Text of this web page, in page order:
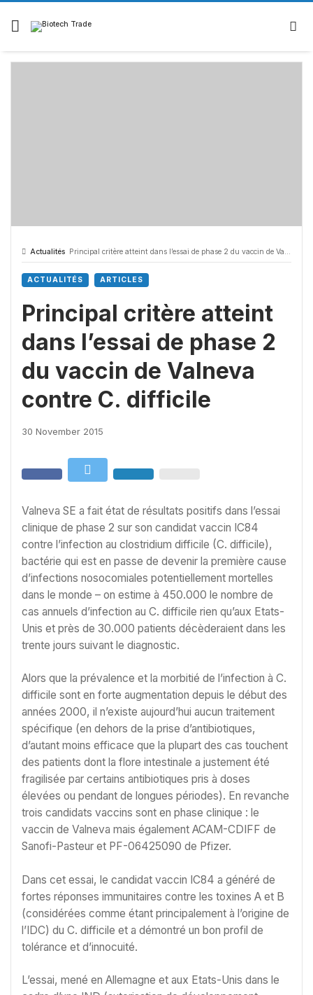
Skip
content
Actualités Principal critère atteint dans l’essai de phase 2 du vaccin de Valneva contre C. difficile
ACTUALITÉS ARTICLES
Principal critère atteint
dans l’essai de phase 2
du vaccin de Valneva
contre C. difficile
30 November 2015
Valneva SE a fait état de résultats positifs dans l’essai
clinique de phase 2 sur son candidat vaccin IC84
contre l’infection au clostridium difficile (C. difficile),
bactérie qui est en passe de devenir la première cause
d’infections nosocomiales potentiellement mortelles
dans le monde – on estime à 450.000 le nombre de
cas annuels d’infection au C. difficile rien qu’aux Etats-
Unis et près de 30.000 patients décèderaient dans les
trente jours suivant le diagnostic.
Alors que la prévalence et la morbitié de l’infection à C.
difficile sont en forte augmentation depuis le début des
années 2000, il n’existe aujourd’hui aucun traitement
spécifique (en dehors de la prise d’antibiotiques,
d’autant moins efficace que la plupart des cas touchent
des patients dont la flore intestinale a justement été
fragilisée par certains antibiotiques pris à doses
élevées ou pendant de longues périodes). En revanche
trois candidats vaccins sont en phase clinique : le
vaccin de Valneva mais également ACAM-CDIFF de
Sanofi-Pasteur et PF-06425090 de Pfizer.
Dans cet essai, le candidat vaccin IC84 a généré de
fortes réponses immunitaires contre les toxines A et B
(considérées comme étant principalement à l’origine de
l’IDC) du C. difficile et a démontré un bon profil de
tolérance et d’innocuité.
L’essai, mené en Allemagne et aux Etats-Unis dans le